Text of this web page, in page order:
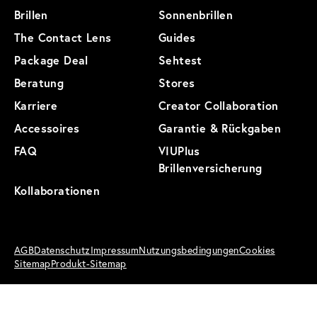
Brillen
Sonnenbrillen
The Contact Lens
Guides
Package Deal
Sehtest
Beratung
Stores
Karriere
Creator Collaboration
Accessoires
Garantie & Rückgaben
FAQ
VIUPlus
Brillenversicherung
Kollaborationen
AGBDatenschutzImpressumNutzungsbedingungenCookies
SitemapProdukt-Sitemap